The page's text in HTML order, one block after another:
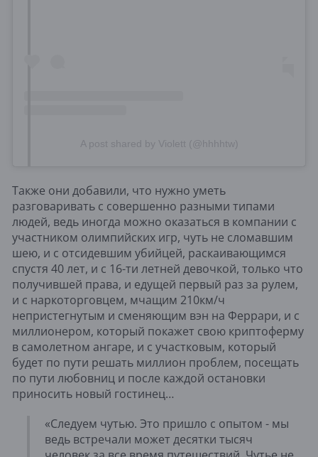
A post shared by Violett (@hhhhtw)
Также они добавили, что нужно уметь
разговаривать с совершенно разными типами
людей, ведь иногда можно оказаться в компании с
участником олимпийских игр, чуть не сломавшим
шею, и с отсидевшим убийцей, раскаивающимся
спустя 40 лет, и с 16-ти летней девочкой, только что
получившей права, и едущей первый раз за рулем,
и с наркоторговцем, мчащим 210км/ч
непристегнутым и сменяющим вэн на Феррари, и с
миллионером, который покажет свою криптоферму
в самолетном ангаре, и с участковым, который
будет по пути решать миллион проблем, посещать
по пути любовниц и после каждой остановки
приносить новый гостинец…
«Следуем чутью. Это пришло с опытом - мы
ведь встречали может десятки тысяч